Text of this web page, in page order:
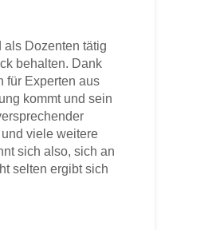
Dozenten tätig
behalten. Dank
für Experten aus
kommt und sein
viele weitere
sich also, sich an
selten ergibt sich